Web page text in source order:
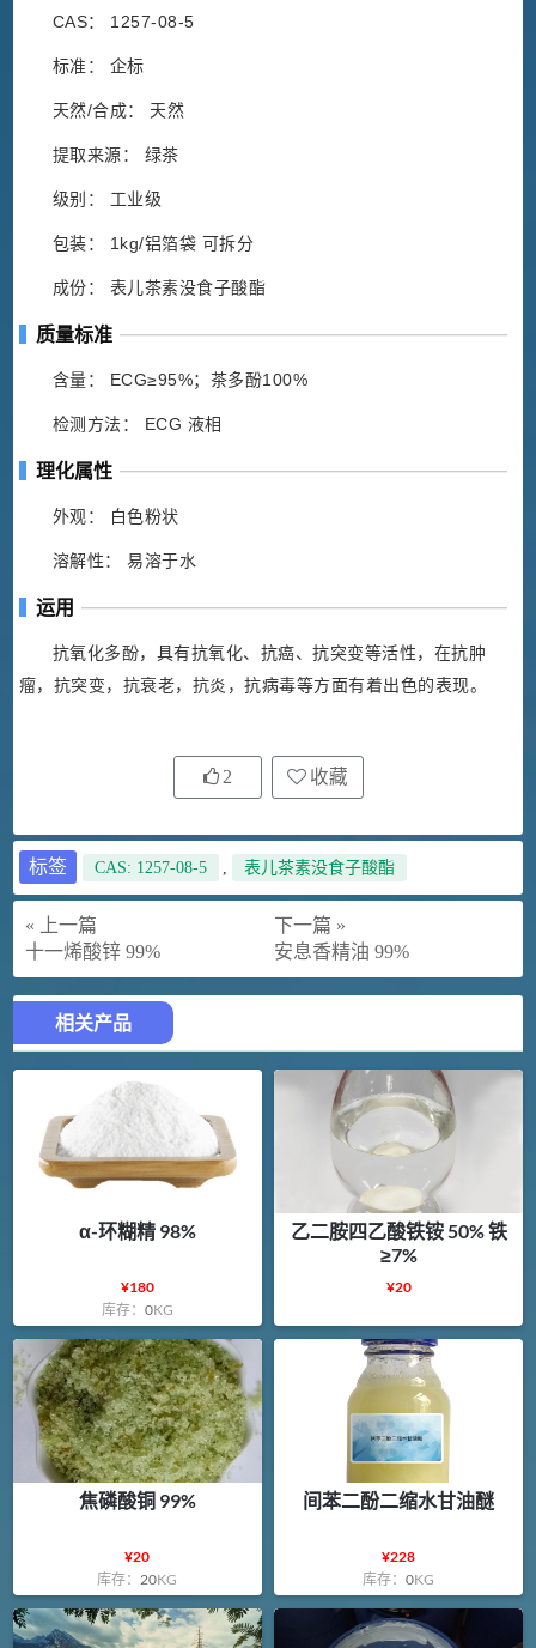
CAS： 1257-08-5
标准： 企标
天然/合成： 天然
提取来源： 绿茶
级别： 工业级
包装： 1kg/铝箔袋 可拆分
成份： 表儿茶素没食子酸酯
质量标准
含量： ECG≥95%；茶多酚100%
检测方法： ECG 液相
理化属性
外观： 白色粉状
溶解性： 易溶于水
运用
抗氧化多酚，具有抗氧化、抗癌、抗突变等活性，在抗肿
瘤，抗突变，抗衰老，抗炎，抗病毒等方面有着出色的表现。
2 收藏
标签 CAS: 1257-08-5 , 表儿茶素没食子酸酯
« 上一篇
十一烯酸锌 99%
下一篇 »
安息香精油 99%
相关产品
α-环糊精 98%
¥180
库存： 0KG
乙二胺四乙酸铁铵 50% 铁
≥7%
¥20
焦磷酸铜 99%
¥20
库存： 20KG
间苯二酚二缩水甘油醚
¥228
库存：0KG